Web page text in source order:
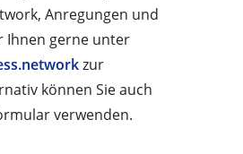
Anregungen und
Ihnen gerne unter
zur
können Sie auch
verwenden.